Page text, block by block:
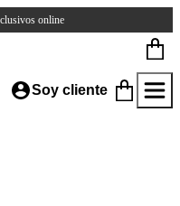
online
Soy cliente